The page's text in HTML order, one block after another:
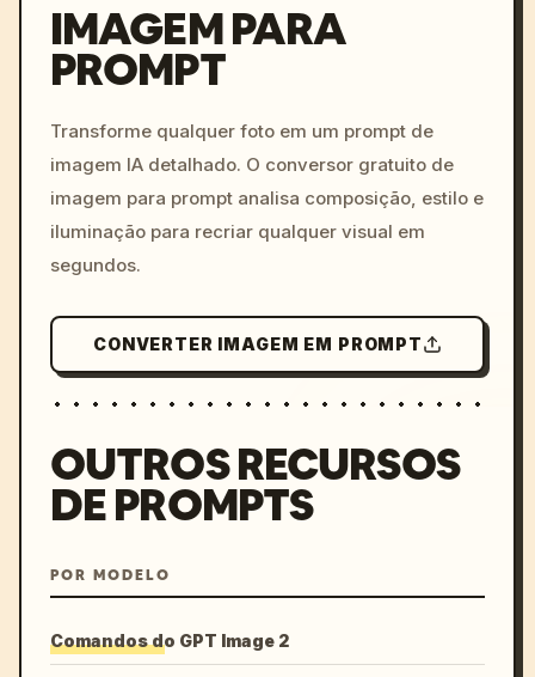
colors, 8k --v 6.0
IMAGEM PARA
PROMPT
Transforme qualquer foto em um prompt de
imagem IA detalhado. O conversor gratuito de
imagem para prompt analisa composição, estilo e
iluminação para recriar qualquer visual em
segundos.
CONVERTER IMAGEM EM PROMPT
OUTROS RECURSOS
DE PROMPTS
POR MODELO
Comandos do GPT Image 2